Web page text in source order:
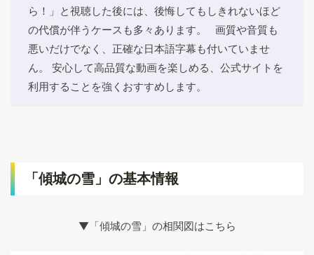
ら！」と視聴した後には、後悔してもしきれないほど
の代償が伴うケースも多々あります。 画質や音質も
悪いだけでなく、正確な日本語字幕も付いていませ
ん。 安心して高品質な動画を楽しめる、公式サイトを
利用することを強くおすすめします。
「傾城の雪」の基本情報
▼「傾城の雪」の相関図はこちら